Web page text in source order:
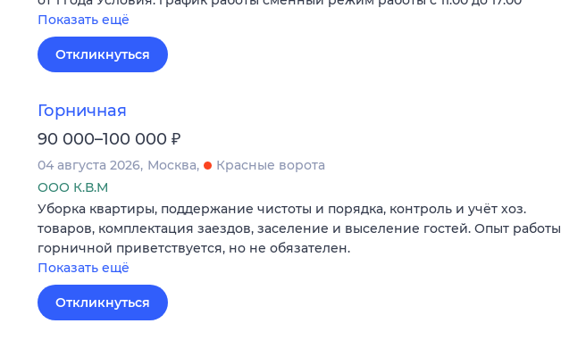
Показать ещё
Откликнуться
Горничная
90 000–100 000 ₽
04 августа 2026 Москва
Красные ворота
ООО К.В.М
Уборка квартиры, поддержание чистоты и порядка, контроль и учёт хоз.
товаров, комплектация заездов, заселение и выселение гостей. Опыт работы
горничной приветствуется, но не обязателен.
Показать ещё
Откликнуться